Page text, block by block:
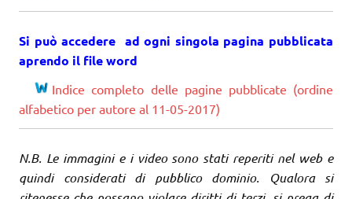
Si può accedere ad ogni singola pagina pubblicata
aprendo il file word
Indice completo delle pagine pubblicate (ordine
alfabetico per autore al 11-05-2017)
N.B. Le immagini e i video sono stati reperiti nel web e
quindi considerati di pubblico dominio. Qualora si